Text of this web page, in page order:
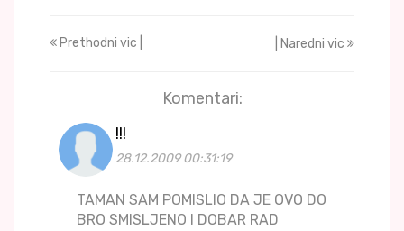
Prethodni vic | | Naredni vic
Komentari:
!!!
28.12.2009 00:31:19
TAMAN SAM POMISLIO DA JE OVO DO
BRO SMISLJENO I DOBAR RAD